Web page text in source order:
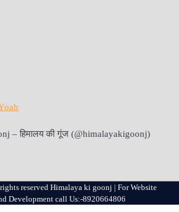
– हिमालय की गूंज (@himalayakigoonj)
reserved Himalaya ki goonj | For Website
Development call Us:-8920664806